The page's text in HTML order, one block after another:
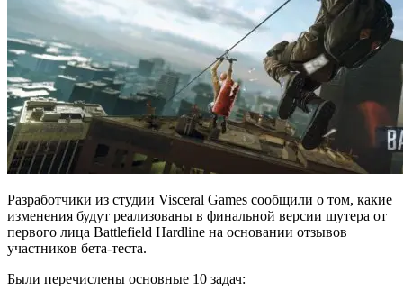
Разработчики из студии Visceral Games сообщили о том, какие
изменения будут реализованы в финальной версии шутера от
первого лица Battlefield Hardline на основании отзывов
участников бета-теста.
Были перечислены основные 10 задач: